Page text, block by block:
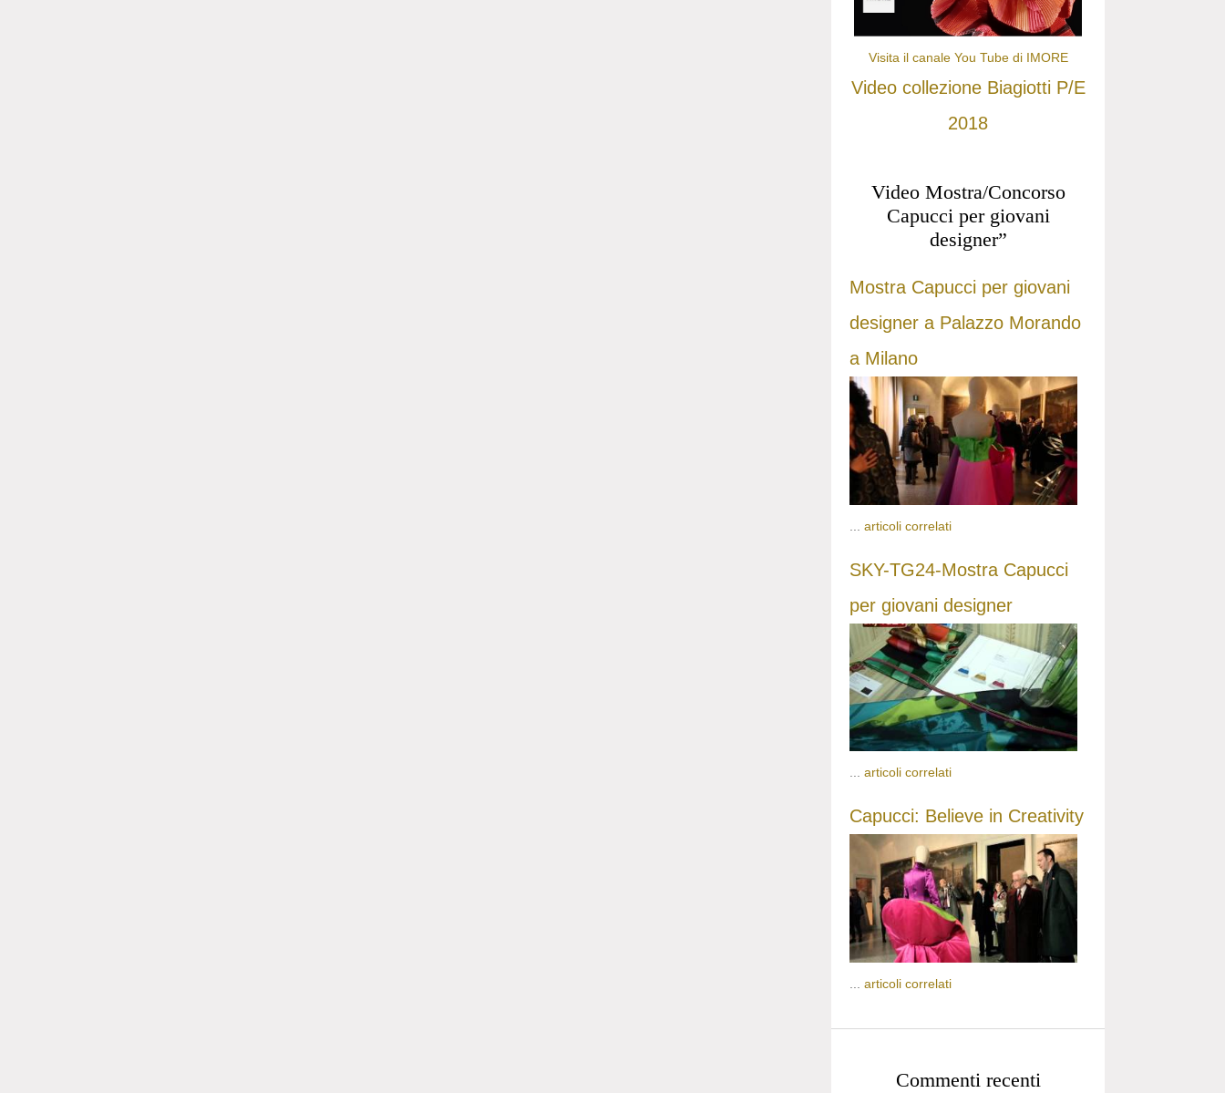
Visita il canale You Tube di IMORE
Video collezione Biagiotti P/E
2018
Video Mostra/Concorso
Capucci per giovani
designer”
Mostra Capucci per giovani
designer a Palazzo Morando
a Milano
articoli correlati
SKY-TG24-Mostra Capucci
per giovani designer
... articoli correlati
Capucci: Believe in Creativity
articoli correlati
Commenti recenti